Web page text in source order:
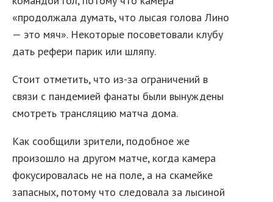
«продолжала думать, что лысая голова Лино
— это мяч». Некоторые посоветовали клубу
дать рефери парик или шляпу.
Стоит отметить, что из-за ограничений в
связи с пандемией фанаты были вынуждены
смотреть трансляцию матча дома.
Как сообщили зрители, подобное же
произошло на другом матче, когда камера
фокусировалась не на поле, а на скамейке
запасных, потому что следовала за лысиной